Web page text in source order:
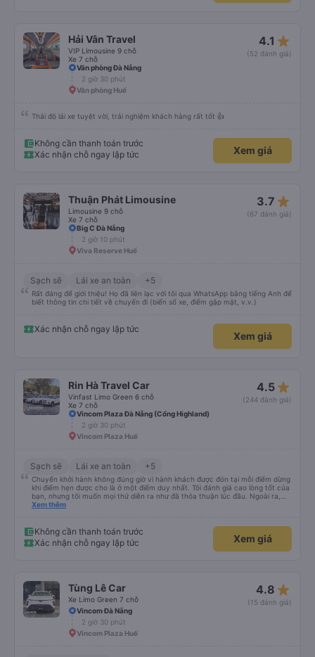
Hải Vân Travel
VIP Limousine 9 chỗ
Xe 7 chỗ
4.1 star_rate
(52 đánh giá)
Văn phòng Đà Nẵng
2 giờ 30 phút
Văn phòng Huế
Thái độ lái xe tuyệt vời, trải nghiệm khách hàng rất tốt 👍
Không cần thanh toán trước
Xác nhận chỗ ngay lập tức
Xem giá
Thuận Phát Limousine
Limousine 9 chỗ
Xe 7 chỗ
3.7 star_rate
(67 đánh giá)
Big C Đà Nẵng
2 giờ 10 phút
Viva Reserve Huế
Sạch sẽ Lái xe an toàn +5
Rất đáng để giới thiệu! Họ đã liên lạc với tôi qua WhatsApp bằng tiếng Anh để
biết thông tin chi tiết về chuyến đi (biển số xe, điểm gặp mặt, v.v.)
Xác nhận chỗ ngay lập tức
Xem giá
Rin Hà Travel Car
Vinfast Limo Green 6 chỗ
Xe 7 chỗ
4.5 star_rate
(244 đánh giá)
Vincom Plaza Đà Nẵng (Cổng Highland)
2 giờ 30 phút
Vincom Plaza Huế
Sạch sẽ Lái xe an toàn +5
Chuyến khởi hành không đúng giờ vì hành khách được đón tại mỗi điểm dừng
khi điểm hẹn được cho là ở một điểm duy nhất. Tôi đánh giá cao lòng tốt của
bạn, nhưng tôi muốn mọi thứ diễn ra như đã thỏa thuận lúc đầu. Ngoài ra,
mọi thứ đều ổn. Chiếc xe thoải mái và tài xế lái xe rất tốt. Cảm ơn bạn rất
Xem thêm
Không cần thanh toán trước
Xác nhận chỗ ngay lập tức
Xem giá
Tùng Lê Car
Xe Limo Green 7 chỗ
4.8 star_rate
(15 đánh giá)
Vincom Đà Nẵng
2 giờ 30 phút
Vincom Plaza Huế